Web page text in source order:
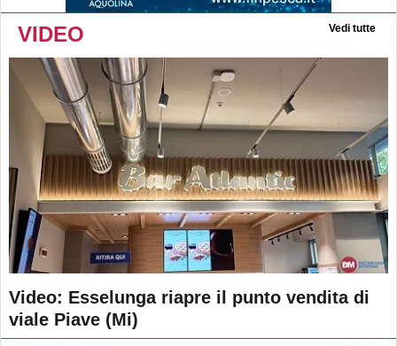
VIDEO Vedi tutte
Video: Esselunga riapre il punto vendita di
viale Piave (Mi)